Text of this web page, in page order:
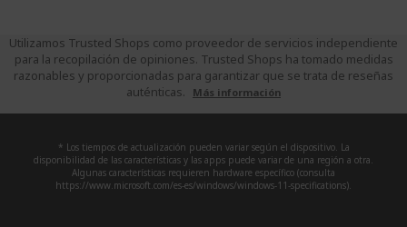
Utilizamos Trusted Shops como proveedor de servicios independiente
para la recopilación de opiniones. Trusted Shops ha tomado medidas
razonables y proporcionadas para garantizar que se trata de reseñas
auténticas.
Más información
* Los tiempos de actualización pueden variar según el dispositivo. La
disponibilidad de las características y las apps puede variar de una región a otra.
Algunas características requieren hardware específico (consulta
https://www.microsoft.com/es-es/windows/windows-11-specifications).